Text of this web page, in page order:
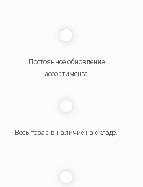
Постоянное обновление
ассортимента
Весь товар в наличие на складе.